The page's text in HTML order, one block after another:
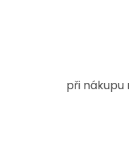
při nákupu